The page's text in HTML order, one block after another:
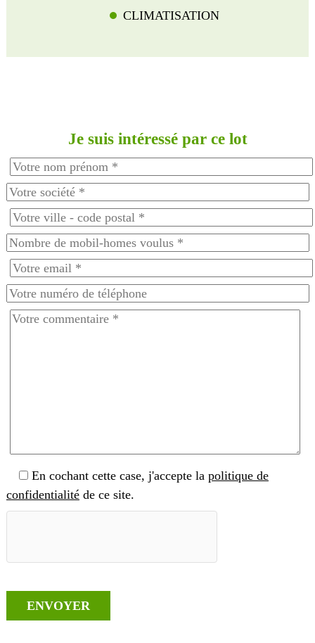
CLIMATISATION
Je suis intéressé par ce lot
En cochant cette case, j'accepte la politique de
confidentialité de ce site.